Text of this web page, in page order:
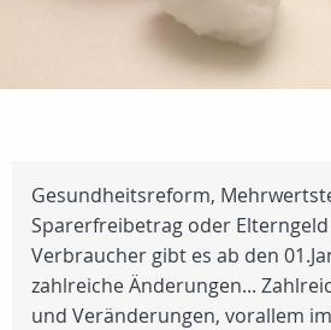
Gesundheitsreform,
Sparerfreibetrag oder Elterngeld
Verbraucher gibt es ab den
zahlreiche Änderungen...
und Veränderungen, vorallem